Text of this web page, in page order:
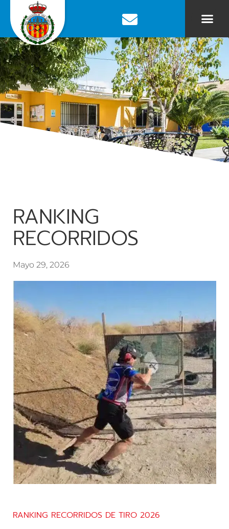
RANKING
RECORRIDOS
Mayo 29, 2026
RANKING RECORRIDOS DE TIRO 2026